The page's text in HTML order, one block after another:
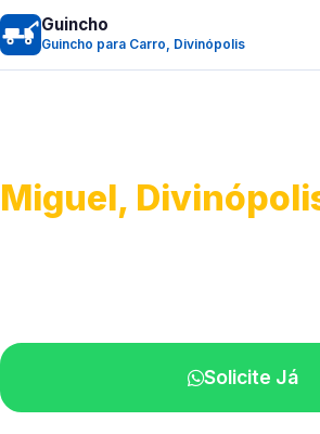
Guincho
Guincho para Carro, Divinópolis
Miguel,
Solicite Já